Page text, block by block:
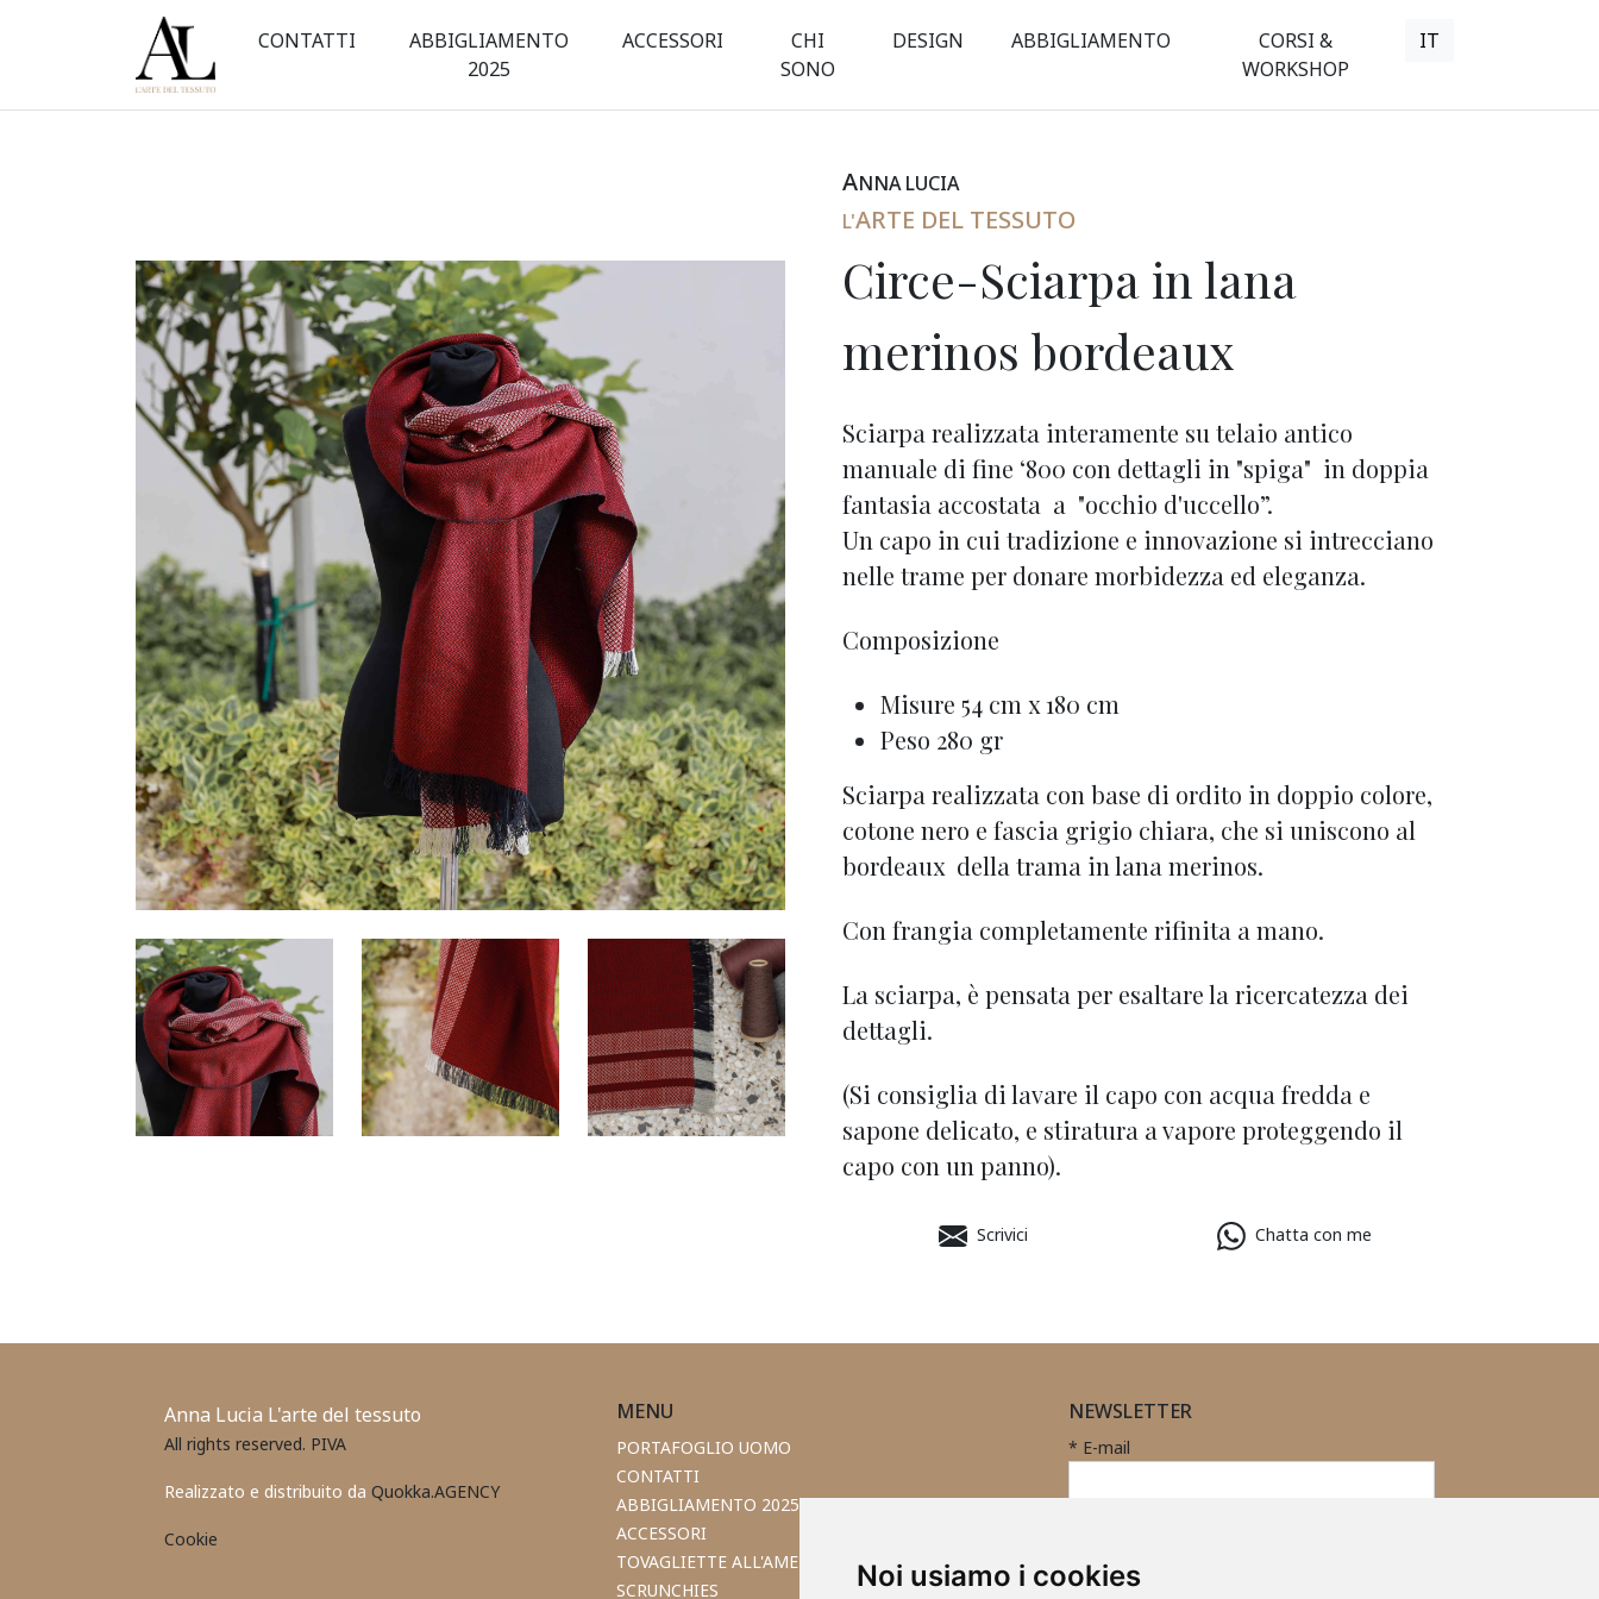
Noi usiamo i cookies
Sciarpa
tessitura
merinos
Tessuto
CONTATTI
ABBIGLIAMENTO
2025
ACCESSORI
CHI
SONO
DESIGN ABBIGLIAMENTO
CORSI &
WORKSHOP
IT
ANNALUCIA
L'ARTE DEL TESSUTO
Circe-Sciarpa in lana
merinos bordeaux
Sciarpa realizzata interamente su telaio antico
manuale di fine ‘800 con dettagli in "spiga" in doppia
fantasia accostata a "occhio d'uccello”.
Un capo in cui tradizione e innovazione si intrecciano
nelle trame per donare morbidezza ed eleganza.
Composizione
Misure 54 cm x 180 cm
Peso 280 gr
Sciarpa realizzata con base di ordito in doppio colore,
cotone nero e fascia grigio chiara, che si uniscono al
bordeaux della trama in lana merinos.
Con frangia completamente rifinita a mano.
La sciarpa, è pensata per esaltare la ricercatezza dei
dettagli.
(Si consiglia di lavare il capo con acqua fredda e
sapone delicato, e stiratura a vapore proteggendo il
capo con un panno).
Scrivici Chatta con me
Anna Lucia L'arte del tessuto
All rights reserved. PIVA
Realizzato e distribuito da Quokka.AGENCY
Cookie
MENU
PORTAFOGLIO UOMO
CONTATTI
ABBIGLIAMENTO 2025
ACCESSORI
TOVAGLIETTE ALL'AMERICANA
SCRUNCHIES
NEWSLETTER
* E-mail
newsletter